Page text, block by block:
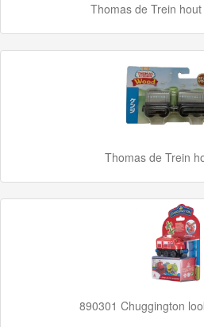
de
Trein
Pre-
Thomas de Trein
Thomas de Trein
890301 Chuggington